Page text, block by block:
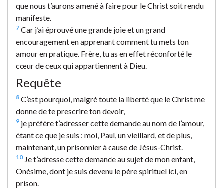
que nous t’aurons amené à faire pour le Christ soit rendu
manifeste.
7 Car j’ai éprouvé une grande joie et un grand
encouragement en apprenant comment tu mets ton
amour en pratique. Frère, tu as en effet réconforté le
cœur de ceux qui appartiennent à Dieu.
Requête
8 C’est pourquoi, malgré toute la liberté que le Christ me
donne de te prescrire ton devoir,
9 je préfère t’adresser cette demande au nom de l’amour,
étant ce que je suis : moi, Paul, un vieillard, et de plus,
maintenant, un prisonnier à cause de Jésus-Christ.
10Je t’adresse cette demande au sujet de mon enfant,
Onésime, dont je suis devenu le père spirituel ici, en
prison.